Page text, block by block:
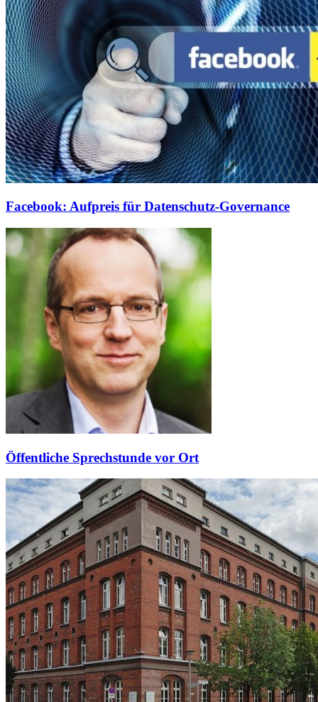
Facebook: Aufpreis für Datenschutz-Governance
Öffentliche Sprechstunde vor Ort